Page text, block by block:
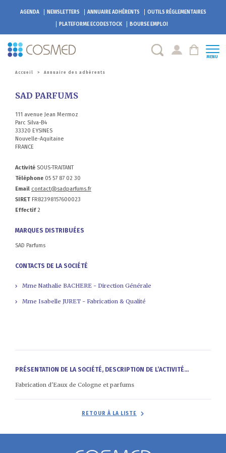
AGENDA NEWSLETTERS ANNUAIRE ADHÉRENTS
OUTILS RÉGLEMENTAIRES
PLATEFORMEECODESTOCK BOURSE EMPLOI
MENU
Accueil > Annuaire des adhérents
SAD PARFUMS
111 avenue Jean Mermoz
Parc Silva-B4
33320 EYSINES
Nouvelle-Aquitaine
FRANCE
Activité SOUS-TRAITANT
Téléphone 05 57 87 02 30
Email contact@sadparfums.fr
SIRET FR82398157600023
Effectif2
MARQUES DISTRIBUÉES
SAD Parfums
CONTACTS DE LA SOCIÉTÉ
Mme Nathalie BACHERE - Direction Générale
Mme Isabelle JURET - Fabrication & Qualité
PRÉSENTATION DE LA SOCIÉTÉ, DESCRIPTION DE L’ACTIVITÉ...
Fabrication d'Eaux de Cologne et parfums
RETOUR À LA LISTE